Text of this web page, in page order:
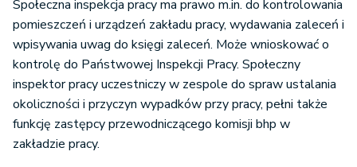
Społeczna inspekcja pracy ma prawo m.in. do kontrolowania
pomieszczeń i urządzeń zakładu pracy, wydawania zaleceń i
wpisywania uwag do księgi zaleceń. Może wnioskować o
kontrolę do Państwowej Inspekcji Pracy. Społeczny
inspektor pracy uczestniczy w zespole do spraw ustalania
okoliczności i przyczyn wypadków przy pracy, pełni także
funkcję zastępcy przewodniczącego komisji bhp w
zakładzie pracy.